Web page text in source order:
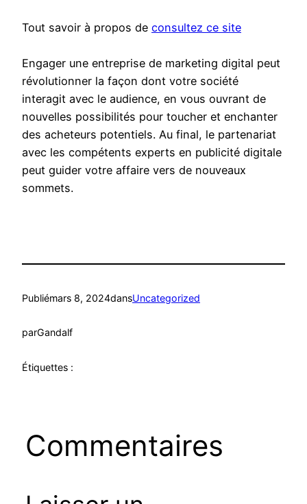
Tout savoir à propos de consultez ce site
Engager une entreprise de marketing digital peut
révolutionner la façon dont votre société
interagit avec le audience, en vous ouvrant de
nouvelles possibilités pour toucher et enchanter
des acheteurs potentiels. Au final, le partenariat
avec les compétents experts en publicité digitale
peut guider votre affaire vers de nouveaux
sommets.
Publiémars 8, 2024dansUncategorized
parGandalf
Étiquettes :
Commentaires